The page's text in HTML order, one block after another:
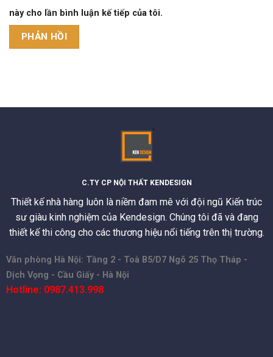
này cho lần bình luận kế tiếp của tôi.
C.TY CP NỘI THẤT KENDESIGN
Thiết kế nhà hàng luôn là niềm đam mê với đội ngũ Kiến trúc
sư giàu kinh nghiệm của Kendesign. Chúng tôi đã và đang
thiết kế thi công cho các thương hiệu nổi tiếng trên thị trường.
Văn phòng Hà Nội: Tầng 2 - Toà B5/D7 Ngõ 25 Thọ Tháp -
Dịch Vọng - Cầu Giấy - Hà Nội
Hotline: 0987.413.998